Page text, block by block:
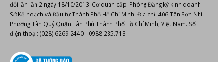
https://phannguyen.com.vn
https://phannguyenaudio.com
Giấy CNĐKDN: 0307712550 - Cấp lần đầu ngày: 07/03/2009, được sửa